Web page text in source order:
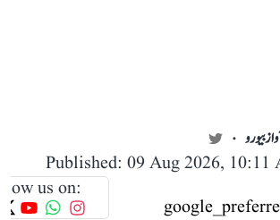
بیورو
Published: 09 Aug 2026, 10:11
us on: